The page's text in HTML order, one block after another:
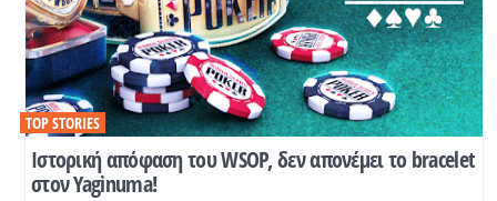
Ιστορική απόφαση του WSOP, δεν απονέμει το bracelet
στον Yaginuma!
TOP STORIES